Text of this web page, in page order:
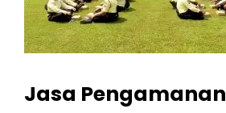
Jasa Pengamanan